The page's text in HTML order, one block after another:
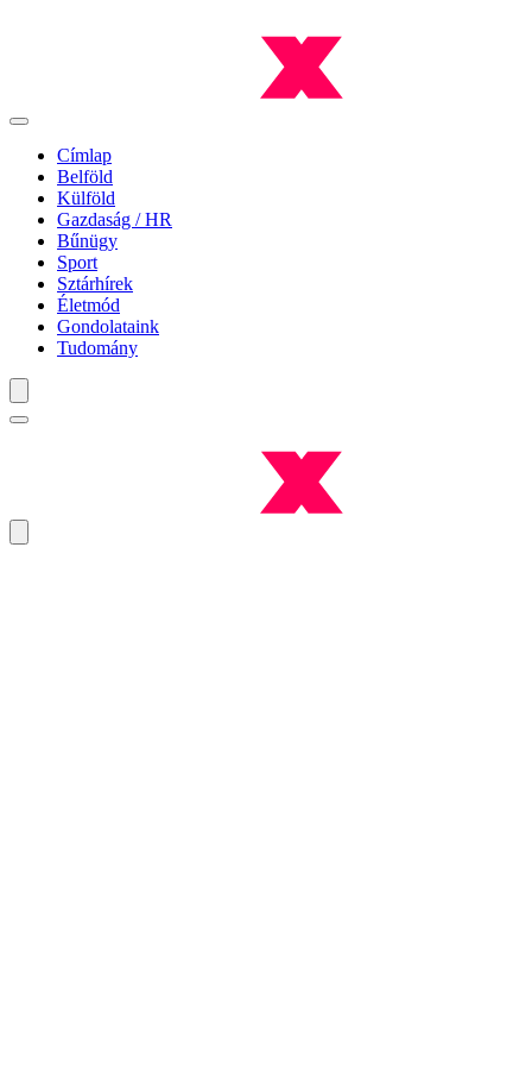
Címlap
Belföld
Külföld
Gazdaság / HR
Bűnügy
Sport
Sztárhírek
Életmód
Gondolataink
Tudomány